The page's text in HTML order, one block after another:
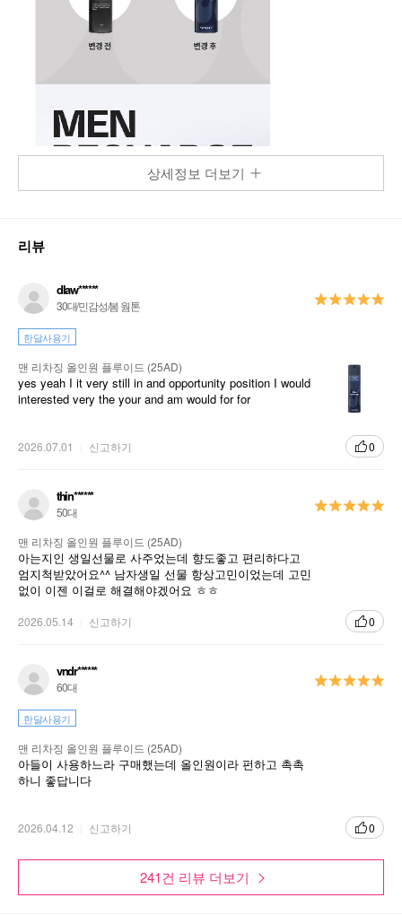
상세정보 더보기
리뷰
dlaw******
30대/민감성/봄 웜톤
한달사용기
맨 리차징 올인원 플루이드 (25AD)
yes yeah I it very still in and opportunity position I would
interested very the your and am would for for
2026.07.01 신고하기 0
thin******
50대
맨 리차징 올인원 플루이드 (25AD)
아는지인 생일선물로 사주었는데 향도좋고 편리하다고
엄지척받았어요^^ 남자생일 선물 항상고민이었는데 고민
없이 이젠 이걸로 해결해야겠어요 ㅎㅎ
2026.05.14 신고하기 0
vndr******
60대
한달사용기
맨 리차징 올인원 플루이드 (25AD)
아들이 사용하느라 구매했는데 올인원이라 펀하고 촉촉
하니 좋답니다
2026.04.12 신고하기 0
241건 리뷰 더보기